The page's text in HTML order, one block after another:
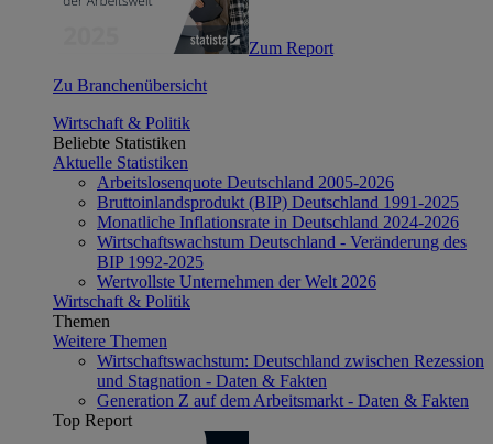
Zum Report
Zu Branchenübersicht
Wirtschaft & Politik
Beliebte Statistiken
Aktuelle Statistiken
Arbeitslosenquote Deutschland 2005-2026
Bruttoinlandsprodukt (BIP) Deutschland 1991-2025
Monatliche Inflationsrate in Deutschland 2024-2026
Wirtschaftswachstum Deutschland - Veränderung des
BIP 1992-2025
Wertvollste Unternehmen der Welt 2026
Wirtschaft & Politik
Themen
Weitere Themen
Wirtschaftswachstum: Deutschland zwischen Rezession
und Stagnation - Daten & Fakten
Generation Z auf dem Arbeitsmarkt - Daten & Fakten
Top Report